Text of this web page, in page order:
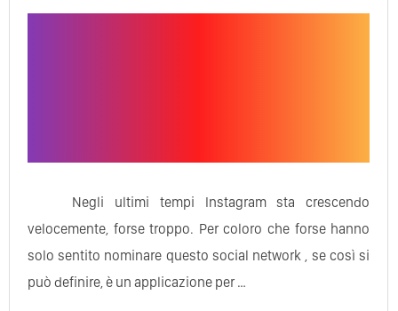
Negli ultimi tempi Instagram sta crescendo
velocemente, forse troppo. Per coloro che forse hanno
solo sentito nominare questo social network , se così si
può definire, è un applicazione per …